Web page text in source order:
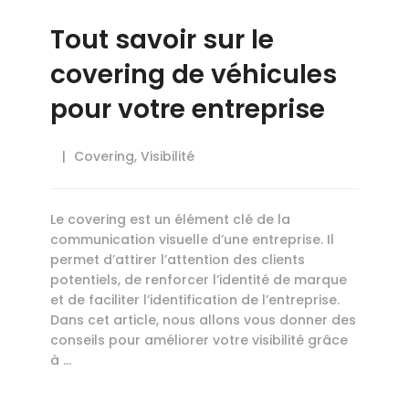
Tout savoir sur le
covering de véhicules
pour votre entreprise
Covering, Visibilité
Le covering est un élément clé de la
communication visuelle d’une entreprise. Il
permet d’attirer l’attention des clients
potentiels, de renforcer l’identité de marque
et de faciliter l’identification de l’entreprise.
Dans cet article, nous allons vous donner des
conseils pour améliorer votre visibilité grâce
à …